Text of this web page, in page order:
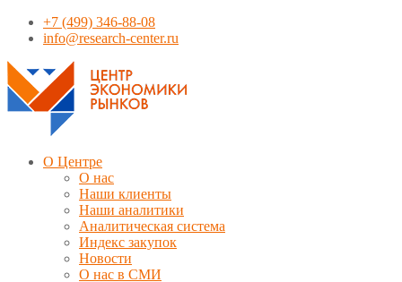
+7 (499) 346-88-08
info@research-center.ru
О Центре
О нас
Наши клиенты
Наши аналитики
Аналитическая система
Индекс закупок
Новости
О нас в СМИ